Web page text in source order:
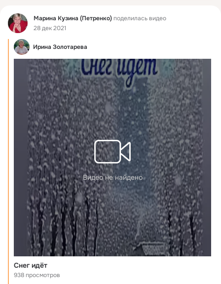
Фид Марина Кузина (Петренко)поделилась видео
28 дек 2021
Ирина Золотарева
Видео не найдено
Снег идёт
938 просмотров